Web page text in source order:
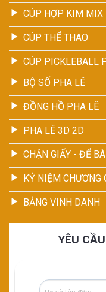
CÚP HỢP KIM MIX
CÚP THỂ THAO
CÚP PICKLEBALL
BỘ SỐ PHA LÊ
ĐỒNG HỒ PHA LÊ
PHA LÊ 3D 2D
CHẶN GIẤY - ĐỂ
KỶ NIỆM CHƯƠNG
BẢNG VINH DANH
YÊU